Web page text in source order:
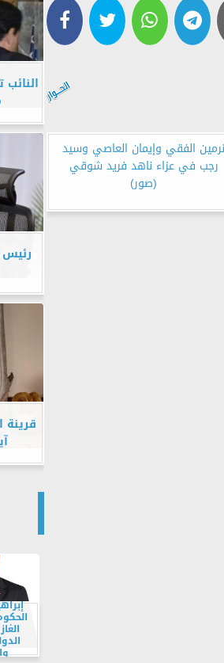
نرمين الفقي وإيمان العاصي وسيد
رجب في عزاء ناهد فريد شوقي
(صور)
رئيس